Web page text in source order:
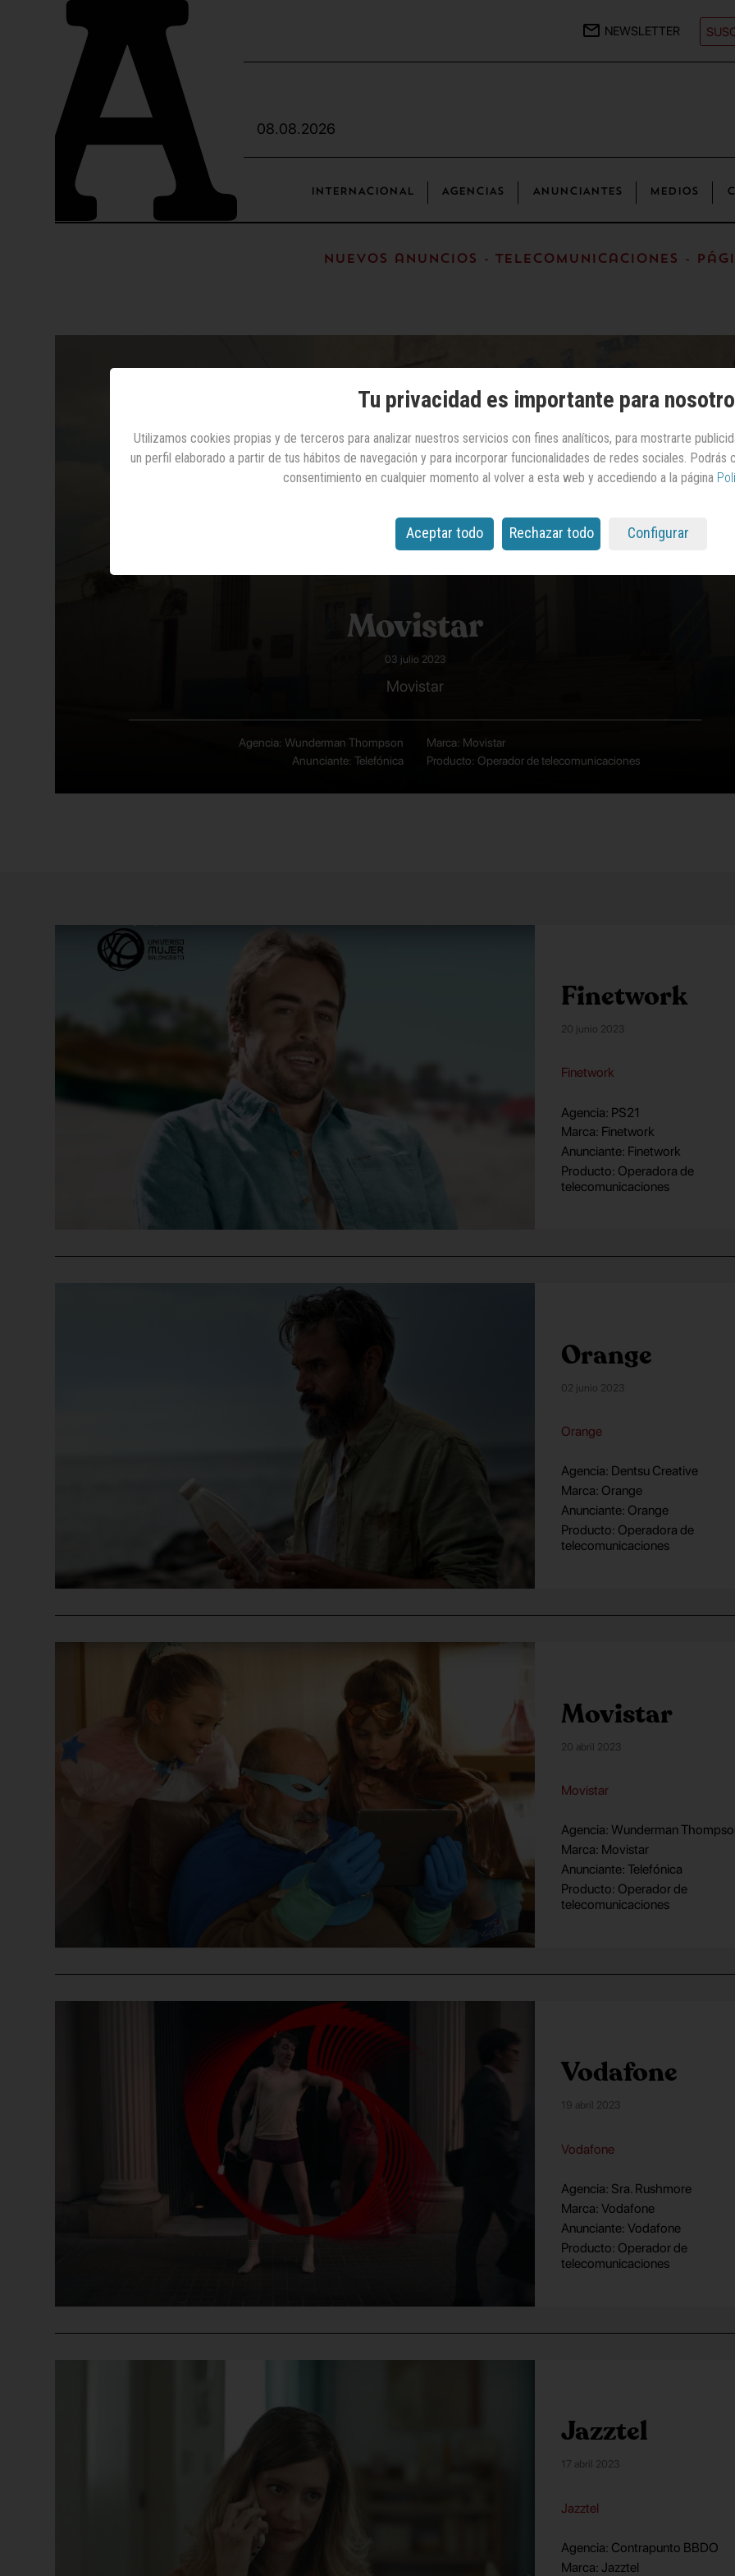
NEWSLETTER
08.08.2026
INTERNACIONAL AGENCIAS ANUNCIANTES MEDIOS
Nuevos anuncios - Telecomunicaciones -
Movistar
03 julio 2023
Movistar
Agencia: Wunderman Thompson
Marca: Movistar
Anunciante: Telefónica
Producto: Operador de telecomunicaciones
Finetwork
20 junio 2023
Finetwork
Agencia: PS21
Marca: Finetwork
Anunciante: Finetwork
Producto: Operadora de
telecomunicaciones
Orange
02 junio 2023
Orange
Agencia: Dentsu Creative
Marca: Orange
Anunciante: Orange
Producto: Operadora de
telecomunicaciones
Movistar
20 abril 2023
Movistar
Agencia: Wunderman
Marca: Movistar
Anunciante: Telefónica
Producto: Operador de
telecomunicaciones
Vodafone
19 abril 2023
Vodafone
Agencia: Sra. Rushmore
Marca: Vodafone
Anunciante: Vodafone
Producto: Operador de
telecomunicaciones
Jazztel
17 abril 2023
Jazztel
Agencia: Contrapunto BBDO
Marca: Jazztel
Tu privacidad es importante para
Utilizamos cookies propias y de terceros para analizar nuestros servicios con fines analíticos, para mostrarte
un perfil elaborado a partir de tus hábitos de navegación y para incorporar funcionalidades de redes sociales.
consentimiento en cualquier momento al volver a esta web y accediendo a la página
Aceptar todo Rechazar todo Configurar